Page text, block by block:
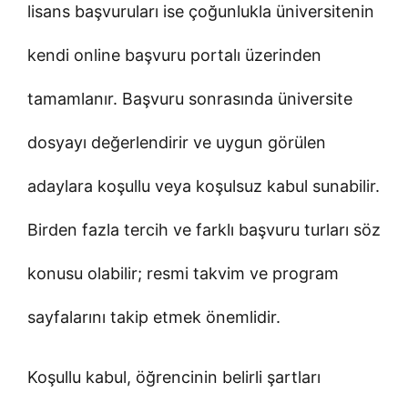
lisans başvuruları ise çoğunlukla üniversitenin
kendi online başvuru portalı üzerinden
tamamlanır. Başvuru sonrasında üniversite
dosyayı değerlendirir ve uygun görülen
adaylara koşullu veya koşulsuz kabul sunabilir.
Birden fazla tercih ve farklı başvuru turları söz
konusu olabilir; resmi takvim ve program
sayfalarını takip etmek önemlidir.
Koşullu kabul, öğrencinin belirli şartları